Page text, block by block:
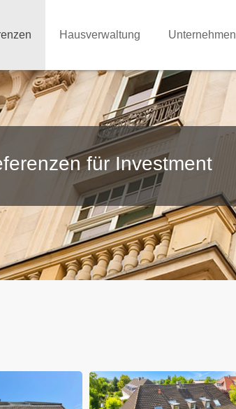
Hausverwaltung Unternehmen
für Investment